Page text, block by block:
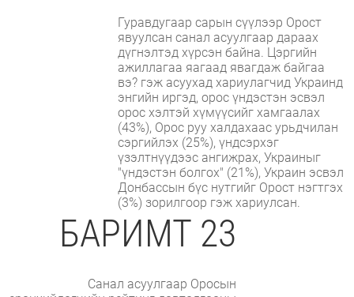
Гуравдугаар сарын сүүлээр Орост
явуулсан санал асуулгаар дараах
дүгнэлтэд хүрсэн байна. Цэргийн
ажиллагаа яагаад явагдаж байгаа
вэ? гэж асуухад хариулагчид Украинд
энгийн иргэд, орос үндэстэн эсвэл
орос хэлтэй хүмүүсийг хамгаалах
(43%), Орос руу халдахаас урьдчилан
сэргийлэх (25%), үндсэрхэг
үзэлтнүүдээс ангижрах, Украиныг
"үндэстэн болгох" (21%), Украин эсвэл
Донбассын бүс нутгийг Орост нэгтгэх
(3%) зорилгоор гэж хариулсан.
БАРИМТ 23
Санал асуулгаар Оросын